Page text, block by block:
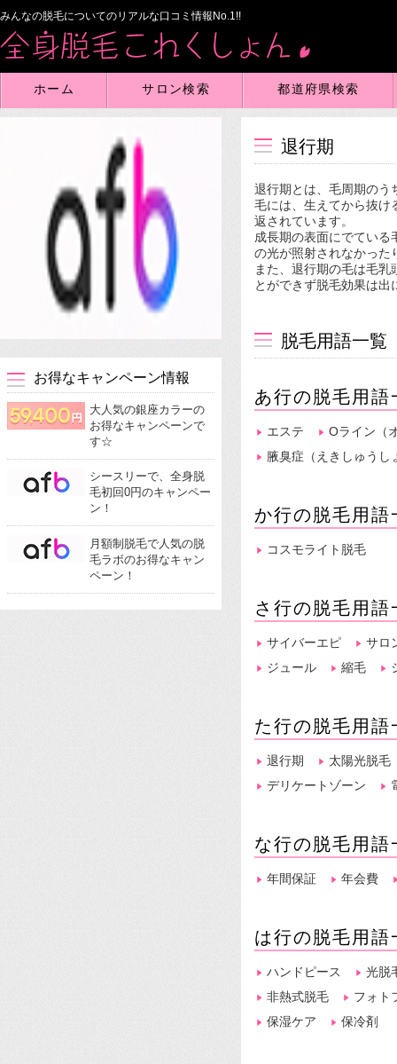
みんなの脱毛についてのリアルな口コミ情報No.1!!
ホーム サロン検索 都道府県検索
退行期
退行期とは、毛周期のう
毛には、生えてから抜け
返されています。
成長期の表面にでている
の光が照射されなかった
また、退行期の毛は毛
とができず脱毛効果は
脱毛用語一覧
あ行の脱毛用語
エステ
Oライン（
腋臭症（えきしゅうし
か行の脱毛用語
コスモライト脱毛
さ行の脱毛用語
サイバーエピ
サロ
ジュール
縮毛
た行の脱毛用語
退行期
太陽光脱毛
デリケートゾーン
な行の脱毛用語
年間保証 年会費
は行の脱毛用語
ハンドピース
光脱
非熱式脱毛
フォト
保湿ケア
保冷剤
お得なキャンペーン情報
大人気の銀座カラーの
お得なキャンペーンで
す☆
シースリーで、全身脱
毛初回0円のキャンペー
ン！
月額制脱毛で人気の脱
毛ラボのお得なキャン
ペーン！